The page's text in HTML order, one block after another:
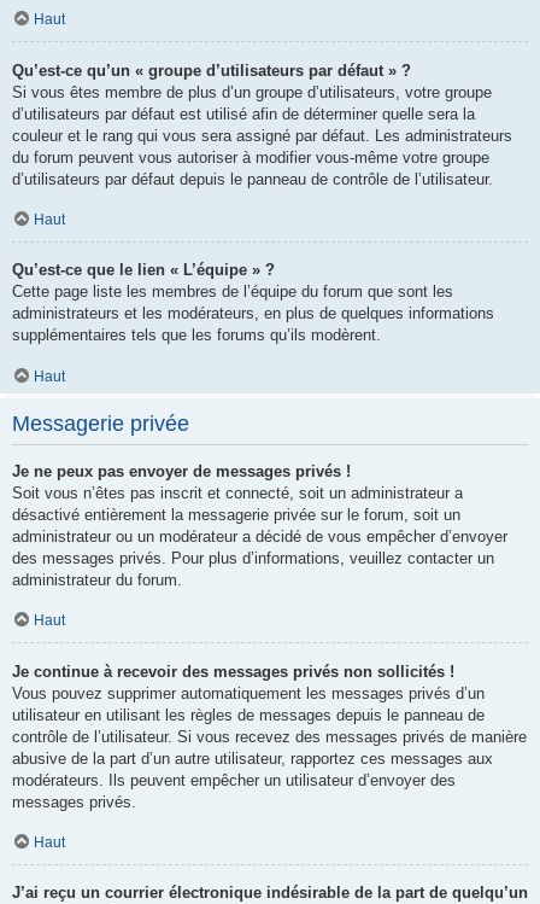
Haut
Qu’est-ce qu’un « groupe d’utilisateurs par défaut » ?
Si vous êtes membre de plus d’un groupe d’utilisateurs, votre groupe
d’utilisateurs par défaut est utilisé afin de déterminer quelle sera la
couleur et le rang qui vous sera assigné par défaut. Les administrateurs
du forum peuvent vous autoriser à modifier vous-même votre groupe
d’utilisateurs par défaut depuis le panneau de contrôle de l’utilisateur.
Haut
Qu’est-ce que le lien « L’équipe » ?
Cette page liste les membres de l’équipe du forum que sont les
administrateurs et les modérateurs, en plus de quelques informations
supplémentaires tels que les forums qu’ils modèrent.
Haut
Messagerie privée
Je ne peux pas envoyer de messages privés !
Soit vous n’êtes pas inscrit et connecté, soit un administrateur a
désactivé entièrement la messagerie privée sur le forum, soit un
administrateur ou un modérateur a décidé de vous empêcher d’envoyer
des messages privés. Pour plus d’informations, veuillez contacter un
administrateur du forum.
Haut
Je continue à recevoir des messages privés non sollicités !
Vous pouvez supprimer automatiquement les messages privés d’un
utilisateur en utilisant les règles de messages depuis le panneau de
contrôle de l’utilisateur. Si vous recevez des messages privés de manière
abusive de la part d’un autre utilisateur, rapportez ces messages aux
modérateurs. Ils peuvent empêcher un utilisateur d’envoyer des
messages privés.
Haut
J’ai reçu un courrier électronique indésirable de la part de quelqu’un